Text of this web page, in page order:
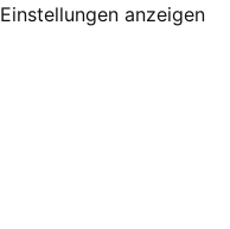
Einstellungen anzeigen